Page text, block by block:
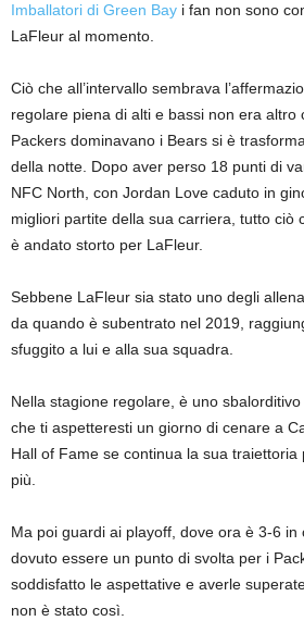
Imballatori di Green Bay i fan non sono
LaFleur al momento.
Ciò che all’intervallo sembrava
regolare piena di alti e bassi non era altro
Packers dominavano i Bears si è
della notte. Dopo aver perso 18 punti di
NFC North, con Jordan Love caduto in
migliori partite della sua carriera, tutto ciò
è andato storto per LaFleur.
Sebbene LaFleur sia stato uno degli
da quando è subentrato nel 2019,
sfuggito a lui e alla sua squadra.
Nella stagione regolare, è uno
che ti aspetteresti un giorno di cenare a
Hall of Fame se continua la sua
più.
Ma poi guardi ai playoff, dove ora è 3-6
dovuto essere un punto di svolta per i
soddisfatto le aspettative e averle
non è stato così.